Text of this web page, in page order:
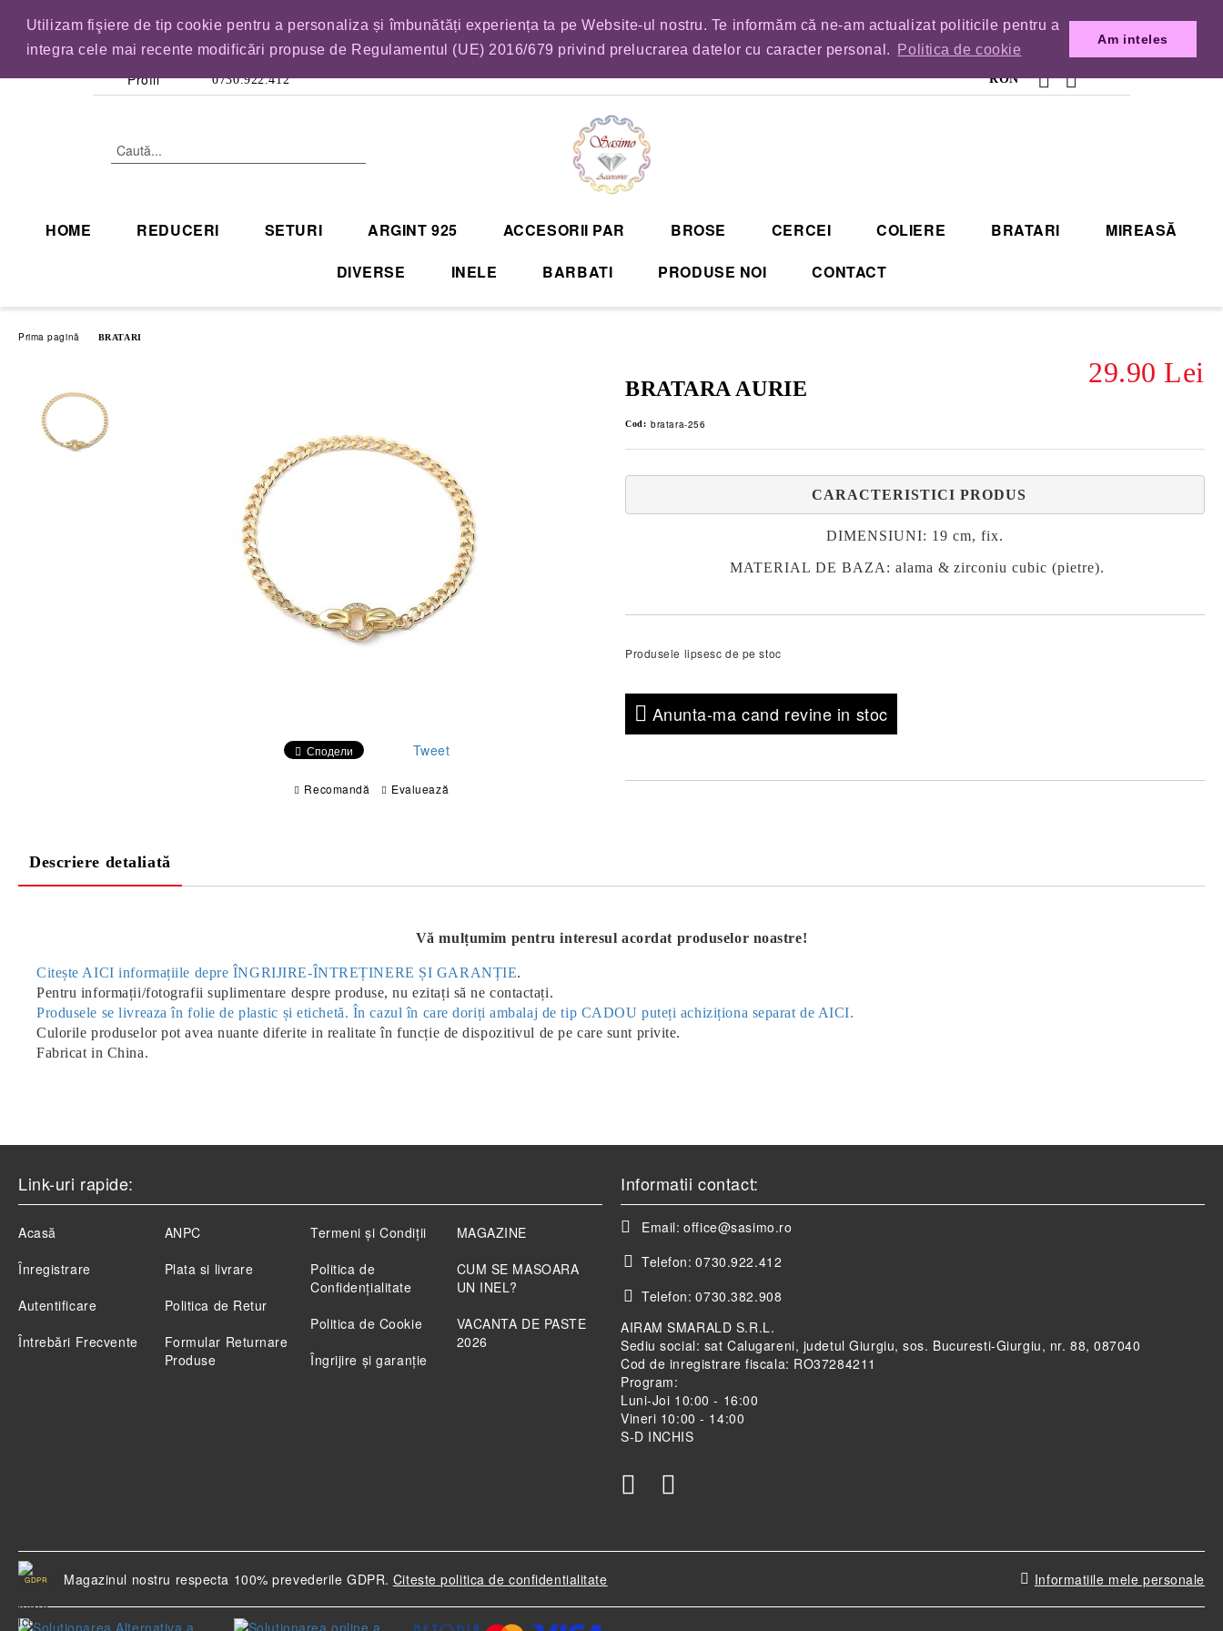
Utilizam fişiere de tip cookie pentru a personaliza și îmbunătăți experiența ta pe Website-ul nostru. Te informăm că ne-am actualizat politicile pentru a
integra cele mai recente modificări propuse de Regulamentul (UE) 2016/679 privind prelucrarea datelor cu caracter personal.
Politica de cookie
Am inteles
IN CURAND INCHIDEM LISTA DE COMENZI PENTRU SFANTA MARIA. VA RUGAM SA VA PLASATI COMENZILE DIN TIMP.
Profil 0730.922.412 RON
HOME REDUCERI SETURI ARGINT 925 ACCESORII PAR BROSE CERCEI COLIERE BRATARI
MIREASĂ
DIVERSE
INELE BARBATI PRODUSE NOI CONTACT
Prima pagină BRATARI
BRATARA AURIE 29.90 Lei
Cod: bratara-256
CARACTERISTICI PRODUS
DIMENSIUNI: 19 cm, fix.
MATERIAL DE BAZA: alama & zirconiu cubic (pietre).
Produsele lipsesc de pe stoc
Anunta-ma cand revine in stoc
Сподели Tweet
Recomandă Evaluează
Descriere detaliată
Vă mulțumim pentru interesul acordat produselor noastre!
Citește AICI informațiile depre ÎNGRIJIRE-ÎNTREȚINERE ȘI GARANȚIE.
Pentru informații/fotografii suplimentare despre produse, nu ezitați să ne contactați.
Produsele se livreaza în folie de plastic și etichetă. În cazul în care doriți ambalaj de tip CADOU puteți achiziționa separat de AICI.
Culorile produselor pot avea nuante diferite in realitate în funcție de dispozitivul de pe care sunt privite.
Fabricat in China.
Link-uri rapide:
Acasă
Înregistrare
Autentificare
Întrebări Frecvente
ANPC
Plata si livrare
Politica de Retur
Formular Returnare
Produse
Termeni și Condiții
Politica de
Confidenţialitate
Politica de Cookie
Îngrijire și garanție
MAGAZINE
CUM SE MASOARA
UN INEL?
VACANTA DE PASTE
2026
Informatii contact:
Email: office@sasimo.ro
Telefon: 0730.922.412
Telefon: 0730.382.908
AIRAM SMARALD S.R.L.
Sediu social: sat Calugareni, judetul Giurgiu, sos. Bucuresti-Giurgiu, nr. 88, 087040
Cod de inregistrare fiscala: RO37284211
Program:
Luni-Joi 10:00 - 16:00
Vineri 10:00 - 14:00
S-D INCHIS
GDPR Magazinul nostru respecta 100% prevederile GDPR. Citeste politica de confidentialitate Informatiile mele personale